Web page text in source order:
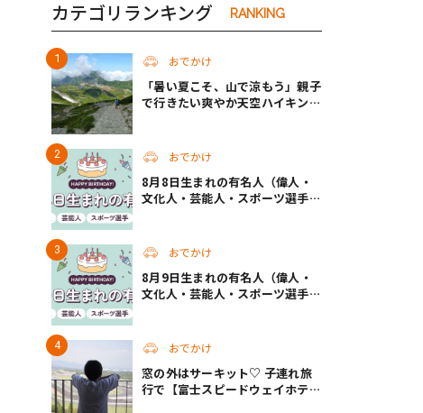
カテゴリランキング RANKING
おでかけ
「暑い夏こそ、山で涼もう」親子
で行きたい爽やか天空ハイキン
おでかけ
8月8日生まれの有名人（偉人・
文化人・芸能人・スポーツ選手・
おでかけ
8月9日生まれの有名人（偉人・
文化人・芸能人・スポーツ選手・
おでかけ
窓の外はサーキット♡ 子連れ旅
行で【富士スピードウェイホテ